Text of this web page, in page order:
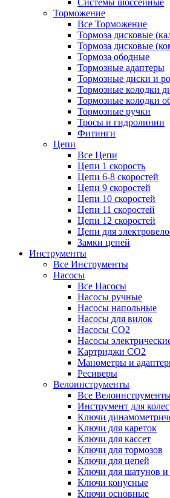
Системы шоссейные
Торможение
Все Торможение
Тормоза дисковые
Тормоза дисковые
Тормоза ободные
Тормозные адаптеры
Тормозные диски и
Тормозные колодки
Тормозные колодки
Тормозные ручки
Тросы и гидролинии
Фитинги
Цепи
Все Цепи
Цепи 1 скорость
Цепи 6-8 скоростей
Цепи 9 скоростей
Цепи 10 скоростей
Цепи 11 скоростей
Цепи 12 скоростей
Цепи для
Замки цепей
Инструменты
Все Инструменты
Насосы
Все Насосы
Насосы ручные
Насосы напольные
Насосы для вилок
Насосы CO2
Насосы
Картриджи CO2
Манометры и
Ресиверы
Велоинструменты
Все
Инструмент для колес
Ключи
Ключи для кареток
Ключи для кассет
Ключи для тормозов
Ключи для цепей
Ключи для шатунов и
Ключи конусные
Ключи основные